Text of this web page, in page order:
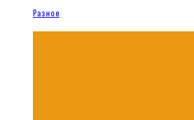
Разное